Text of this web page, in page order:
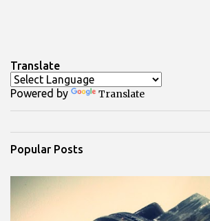
Translate
Powered by Translate
Popular Posts